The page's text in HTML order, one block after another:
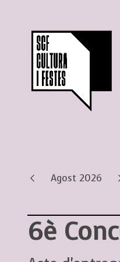
Agost 2026
6è